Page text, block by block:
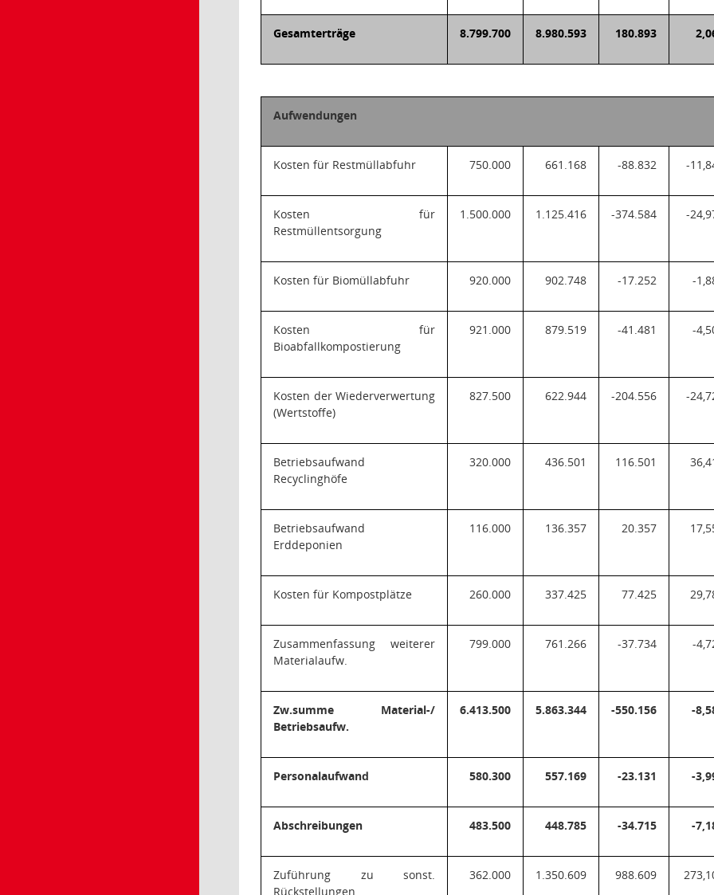
Gesamterträge 8.799.700 8.980.593 180.893
Aufwendungen
Kosten für Restmüllabfuhr 750.000 661.168 -88.832 -
Kosten für
Restmüllentsorgung
1.500.000 1.125.416 -374.584 -
Kosten für Biomüllabfuhr 920.000 902.748 -17.252 -
Kosten für
Bioabfallkompostierung
921.000 879.519 -41.481 -
Kosten der Wiederverwertung
(Wertstoffe)
827.500 622.944 -204.556 -
Betriebsaufwand
Recyclinghöfe
320.000 436.501 116.501
Betriebsaufwand
Erddeponien
116.000 136.357 20.357
Kosten für Kompostplätze 260.000 337.425 77.425
Zusammenfassung weiterer
Materialaufw.
799.000 761.266 -37.734 -
Zw.summe Material-/
Betriebsaufw.
6.413.500 5.863.344 -550.156 -
Personalaufwand 580.300 557.169 -23.131 -
Abschreibungen 483.500 448.785 -34.715 -
Zuführung zu sonst.
Rückstellungen
362.000 1.350.609 988.609